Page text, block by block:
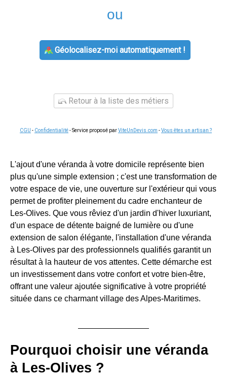
ou
Géolocalisez-moi automatiquement !
Retour à la liste des métiers
CGU - Confidentialité- Service proposé parViteUnDevis.com -Vous êtes un artisan ?
L'ajout d'une véranda à votre domicile représente bien
plus qu'une simple extension ; c'est une transformation de
votre espace de vie, une ouverture sur l'extérieur qui vous
permet de profiter pleinement du cadre enchanteur de
Les-Olives. Que vous rêviez d'un jardin d'hiver luxuriant,
d'un espace de détente baigné de lumière ou d'une
extension de salon élégante, l'installation d'une véranda
à Les-Olives par des professionnels qualifiés garantit un
résultat à la hauteur de vos attentes. Cette démarche est
un investissement dans votre confort et votre bien-être,
offrant une valeur ajoutée significative à votre propriété
située dans ce charmant village des Alpes-Maritimes.
Pourquoi choisir une véranda
à Les-Olives ?